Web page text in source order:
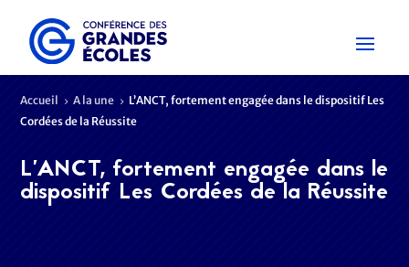
Accueil 5 A la une 5 L’ANCT, fortement engagée dans le dispositif Les
Cordées de la Réussite
L’ANCT, fortement engagée dans le
dispositif Les Cordées de la Réussite